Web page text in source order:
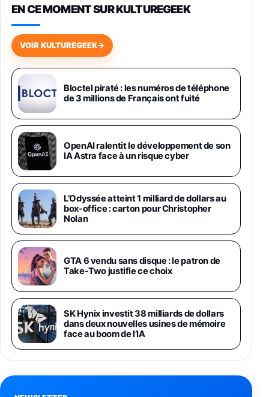
648,63€834,71€
Samsung Galaxy Miracle Ultra, Smartphone
Android 5G avec Galaxy AI, 512 Go,
Chargeur Secteur Rapide 25W Inclus,
Smartphone déverrouillé, Noir, Version FR
1019€
Galaxy S26 Ultra 512 Go Bleu
1019€1399€Fnac (Vendeur Tiers)
Galaxy S26 Ultra 256 Go Violet
892€1199€Fnac (Vendeur Tiers)
Philips SHK2000BL - Casque Enfant - Bleu &
Répartiteur Audio 5 Casques, Blanc
24,94€ 29,96€Fnac (Vendeur Tiers)
Asus RT-AC59U Routeur sans Fil Double
Bande Gigabit (Serveur et Client VPN, Triple
Vlan, Mode Point d'accès et Bridge, contrôle
Parental, Qos)
39,72€ 50,42€Amazon
Panasonic KX-TG6822 Téléphones Sans fil
EN CE MOMENT SUR KULTUREGEEK
VOIR KULTUREGEEK→
Bloctel piraté : les numéros de téléphone
de 3 millions de Français ont fuité
OpenAI ralentit le développement de son
IA Astra face à un risque cyber
L’Odyssée atteint 1 milliard de dollars au
box-office : carton pour Christopher
Nolan
GTA 6 vendu sans disque : le patron de
Take-Two justifie ce choix
SK Hynix investit 38 milliards de dollars
dans deux nouvelles usines de mémoire
face au boom de l’IA